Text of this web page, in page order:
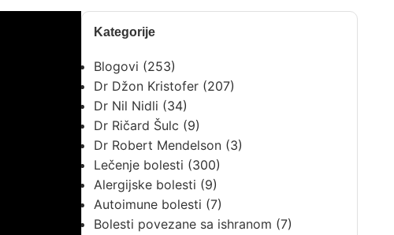
Kategorije
Blogovi (253)
Dr Džon Kristofer(207)
Dr Nil Nidli (34)
Dr Ričard Šulc (9)
Dr Robert Mendelson(3)
Lečenje bolesti (300)
Alergijske bolesti (9)
Autoimune bolesti (7)
Bolesti povezane sa ishranom (7)